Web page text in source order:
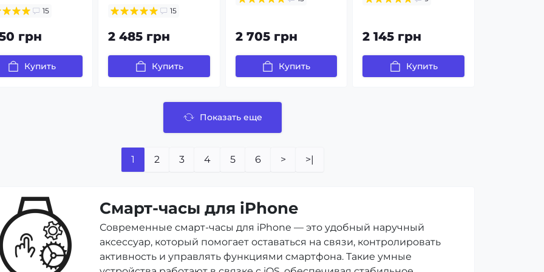
15
грн
Купить
15
2 485 грн
Купить
2 705 грн
Купить
2 145 грн
Купить
Показать еще
1 2 3 4 5 6 > >|
Смарт-часы для iPhone
Современные смарт-часы для iPhone — это удобный наручный
аксессуар, который помогает оставаться на связи, контролировать
активность и управлять функциями смартфона. Такие умные